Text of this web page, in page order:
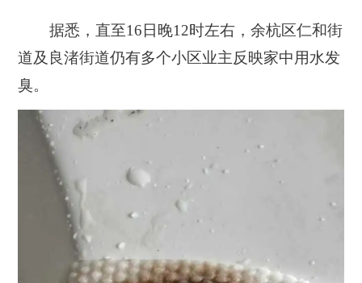
据悉， 直至16日晚12时左右， 余杭区仁和街
道及良渚街道仍有多个小区业主反映家中用水发
臭。